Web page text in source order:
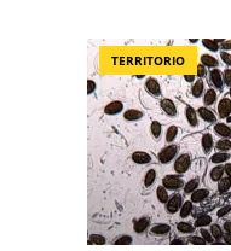
TERRITORIO